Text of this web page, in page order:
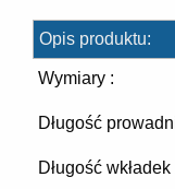
Opis produktu:
Wymiary :
Długość
Długość